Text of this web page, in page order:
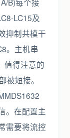
LC15及
抑制共模干
。主机串
值得注意的
被短接。
。在配置主
需要将流控